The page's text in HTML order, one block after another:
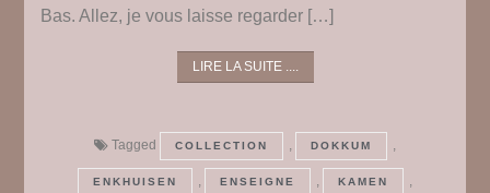
Bas. Allez, je vous laisse regarder […]
LIRE LA SUITE ....
Tagged COLLECTION , DOKKUM ,
ENKHUISEN , ENSEIGNE , KAMEN ,